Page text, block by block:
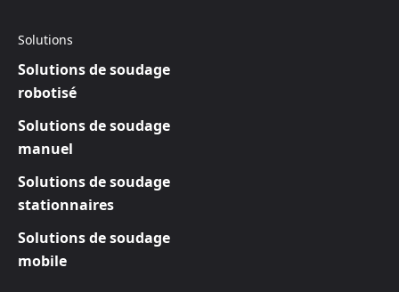
Solutions
Solutions de soudage
robotisé
Solutions de soudage
manuel
Solutions de soudage
stationnaires
Solutions de soudage
mobile